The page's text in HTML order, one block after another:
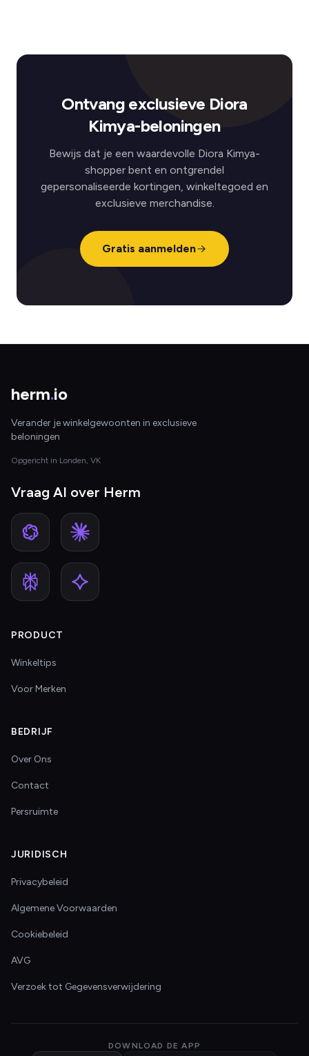
Ontvang exclusieve Diora
Kimya-beloningen
Bewijs dat je een waardevolle Diora Kimya-
shopper bent en ontgrendel
gepersonaliseerde kortingen, winkeltegoed en
exclusieve merchandise.
Gratis aanmelden
herm.io
Verander je winkelgewoonten in exclusieve
beloningen
Opgericht in Londen, VK
Vraag AI over Herm
PRODUCT
Winkeltips
Voor Merken
BEDRIJF
Over Ons
Contact
Persruimte
JURIDISCH
Privacybeleid
Algemene Voorwaarden
Cookiebeleid
AVG
Verzoek tot Gegevensverwijdering
DOWNLOAD DE APP